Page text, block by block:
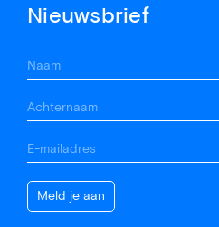
Nieuwsbrief
Meld je aan